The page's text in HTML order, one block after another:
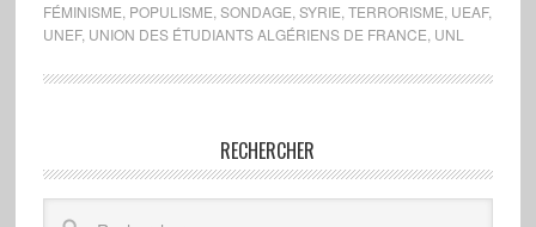
FÉMINISME POPULISME SONDAGE SYRIE TERRORISME UEAF,
UNEF, UNION DES ÉTUDIANTS ALGÉRIENS DE FRANCE UNL
RECHERCHER